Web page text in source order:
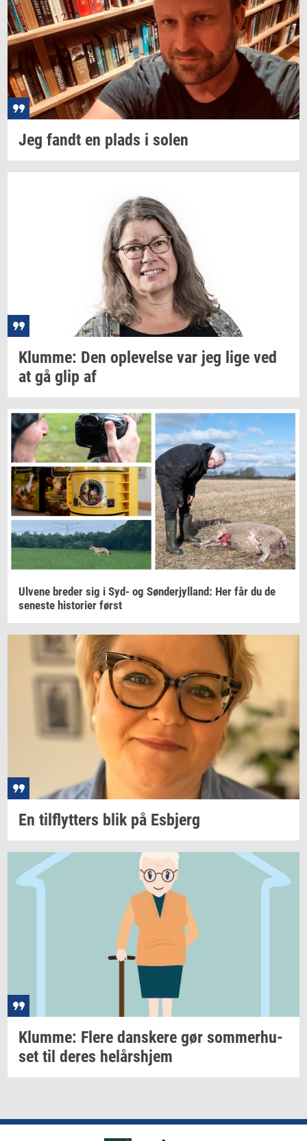
Jeg fandt en plads i solen
Klum­me: Den op­le­vel­se var jeg lige ved
at gå glip af
Ul­ve­ne bre­der sig i Syd- og Søn­derjyl­land: Her får du de
se­ne­ste hi­sto­ri­er først
En til­flyt­ters blik på Es­b­jerg
Klum­me: Flere dan­ske­re gør som­mer­hu­
set til deres helårs­hjem